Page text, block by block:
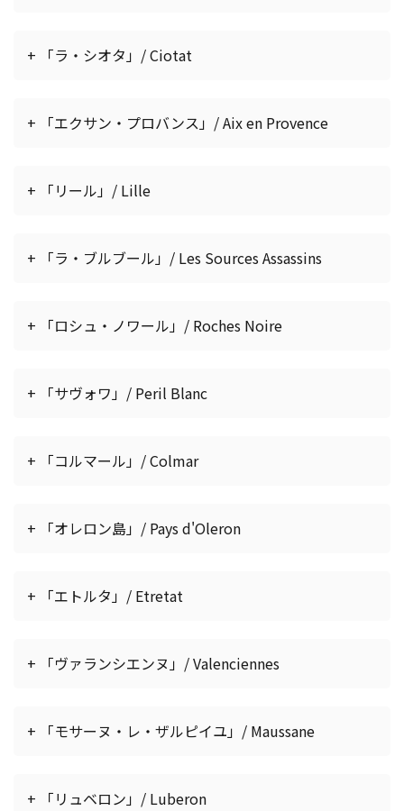
+ 「ラ・シオタ」/ Ciotat
+ 「エクサン・プロバンス」/ Aix en Provence
+ 「リール」/ Lille
+ 「ラ・ブルブール」/ Les Sources Assassins
+ 「ロシュ・ノワール」/ Roches Noire
+ 「サヴォワ」/ Peril Blanc
+ 「コルマール」/ Colmar
+ 「オレロン島」/ Pays d'Oleron
+ 「エトルタ」/ Etretat
+ 「ヴァランシエンヌ」/ Valenciennes
+ 「モサーヌ・レ・ザルピイユ」/ Maussane
+ 「リュベロン」/ Luberon